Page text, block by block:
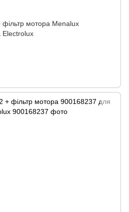
фільтр мотора Menalux
Electrolux